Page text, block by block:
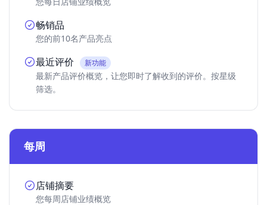
畅销品
您的前10名产品亮点
最近评价 新功能
最新产品评价概览，让您即时了解收到的评价。按星级
筛选。
每周
店铺摘要
您每周店铺业绩概览